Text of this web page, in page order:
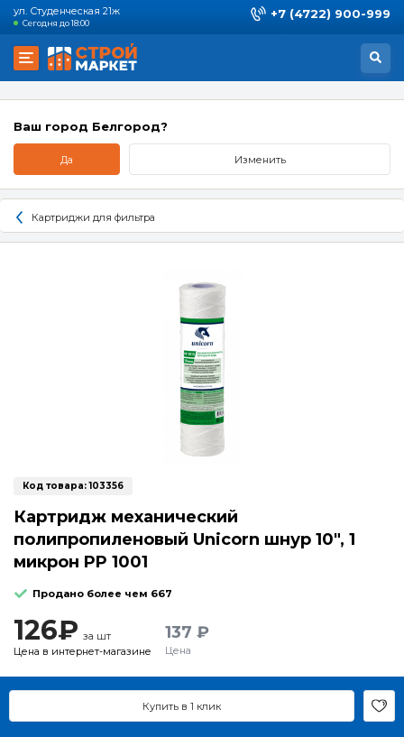
ул. Студенческая 21ж
Сегодня до 18:00
+7 (4722) 900-999
Ваш город Белгород?
Да Изменить
Картриджи для фильтра
Код товара:103356
Картридж механический
полипропиленовый Unicorn шнур 10", 1
микрон PP 1001
Продано более чем 667
126₽ за шт
Цена в интернет-магазине
137 ₽
Цена
Купить в 1 клик